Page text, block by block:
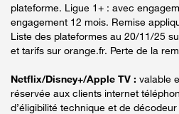
plateforme. Ligue 1+ : avec
engagement 12 mois. Remise
Liste des plateformes au 20/11/25
et tarifs sur orange.fr. Perte de la
Netflix/Disney+/Apple TV : valable
réservée aux clients internet
d’éligibilité technique et de